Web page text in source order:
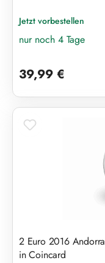
Jetzt vorbestellen
nur noch 4 Tage
39,99 €
2 Euro 2016
in Coincard